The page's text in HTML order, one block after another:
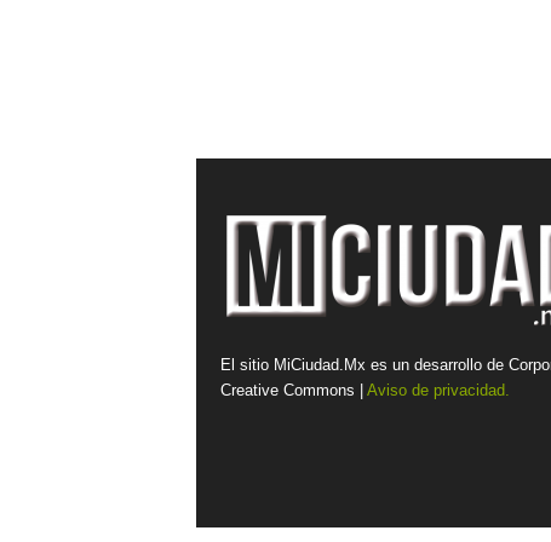
El sitio MiCiudad.Mx es un desarrollo de
Creative Commons | Aviso de privacidad.